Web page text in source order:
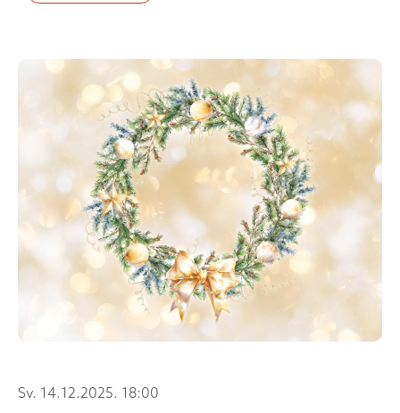
Sv. 14.12.2025. 18:00